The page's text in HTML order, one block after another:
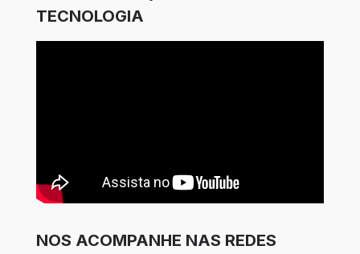
TECNOLOGIA
NOS ACOMPANHE NAS REDES